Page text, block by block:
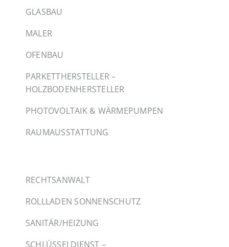
GLASBAU
MALER
OFENBAU
PARKETTHERSTELLER –
HOLZBODENHERSTELLER
PHOTOVOLTAIK & WÄRMEPUMPEN
RAUMAUSSTATTUNG
RECHTSANWALT
ROLLLADEN SONNENSCHUTZ
SANITÄR/HEIZUNG
SCHLÜSSELDIENST –